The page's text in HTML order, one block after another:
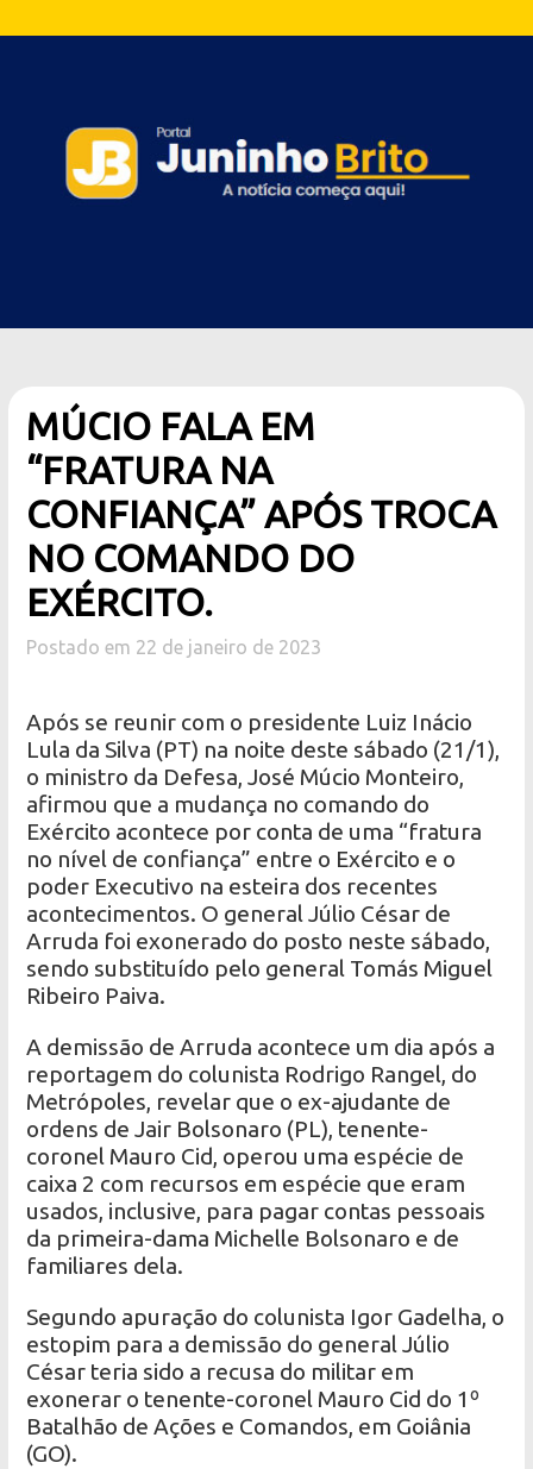
MÚCIO FALA EM
“FRATURA NA
CONFIANÇA” APÓS TROCA
NO COMANDO DO
EXÉRCITO.
Postado em 22 de janeiro de 2023
Após se reunir com o presidente Luiz Inácio
Lula da Silva (PT) na noite deste sábado (21/1),
o ministro da Defesa, José Múcio Monteiro,
afirmou que a mudança no comando do
Exército acontece por conta de uma “fratura
no nível de confiança” entre o Exército e o
poder Executivo na esteira dos recentes
acontecimentos. O general Júlio César de
Arruda foi exonerado do posto neste sábado,
sendo substituído pelo general Tomás Miguel
Ribeiro Paiva.
A demissão de Arruda acontece um dia após a
reportagem do colunista Rodrigo Rangel, do
Metrópoles, revelar que o ex-ajudante de
ordens de Jair Bolsonaro (PL), tenente-
coronel Mauro Cid, operou uma espécie de
caixa 2 com recursos em espécie que eram
usados, inclusive, para pagar contas pessoais
da primeira-dama Michelle Bolsonaro e de
familiares dela.
Segundo apuração do colunista Igor Gadelha, o
estopim para a demissão do general Júlio
César teria sido a recusa do militar em
exonerar o tenente-coronel Mauro Cid do 1º
Batalhão de Ações e Comandos, em Goiânia
(GO).